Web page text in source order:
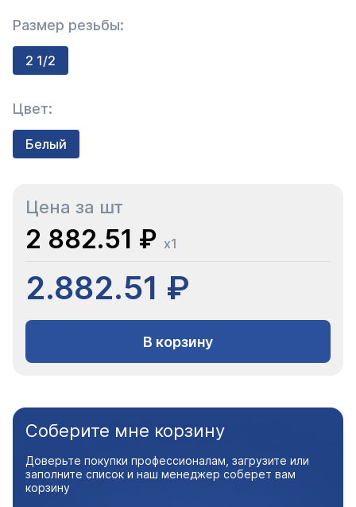
Размер резьбы:
2 1/2
Цвет:
Белый
Цена за шт
2 882.51 ₽ x1
2.882.51 ₽
В корзину
Соберите мне корзину
Доверьте покупки профессионалам, загрузите или
заполните список и наш менеджер соберет вам
корзину